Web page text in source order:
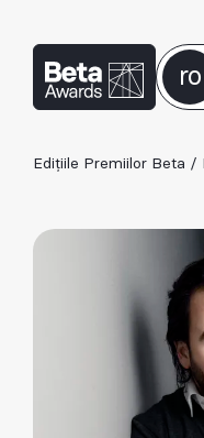
ro
Edițiile Premiilor Beta /